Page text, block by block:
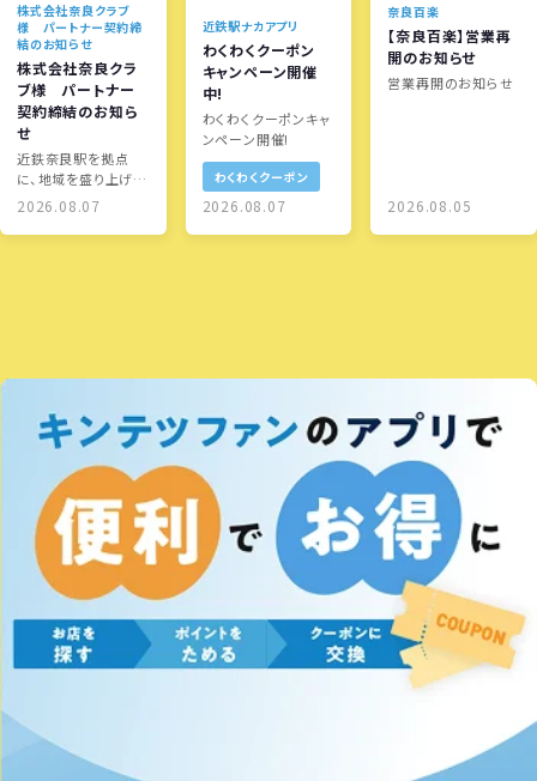
株式会社奈良クラブ
様 パートナー契約締
結のお知らせ
株式会社奈良クラ
ブ様 パートナー
契約締結のお知ら
せ
近鉄奈良駅を拠点
に、地域を盛り上げる
取り組みを展開しま
2026.08.07
近鉄駅ナカアプリ
わくわくクーポン
キャンペーン開催
中!
わくわくクーポンキャ
ンペーン開催!
わくわくクーポン
2026.08.07
奈良百楽
【奈良百楽】営業再
開のお知らせ
営業再開のお知らせ
2026.08.05